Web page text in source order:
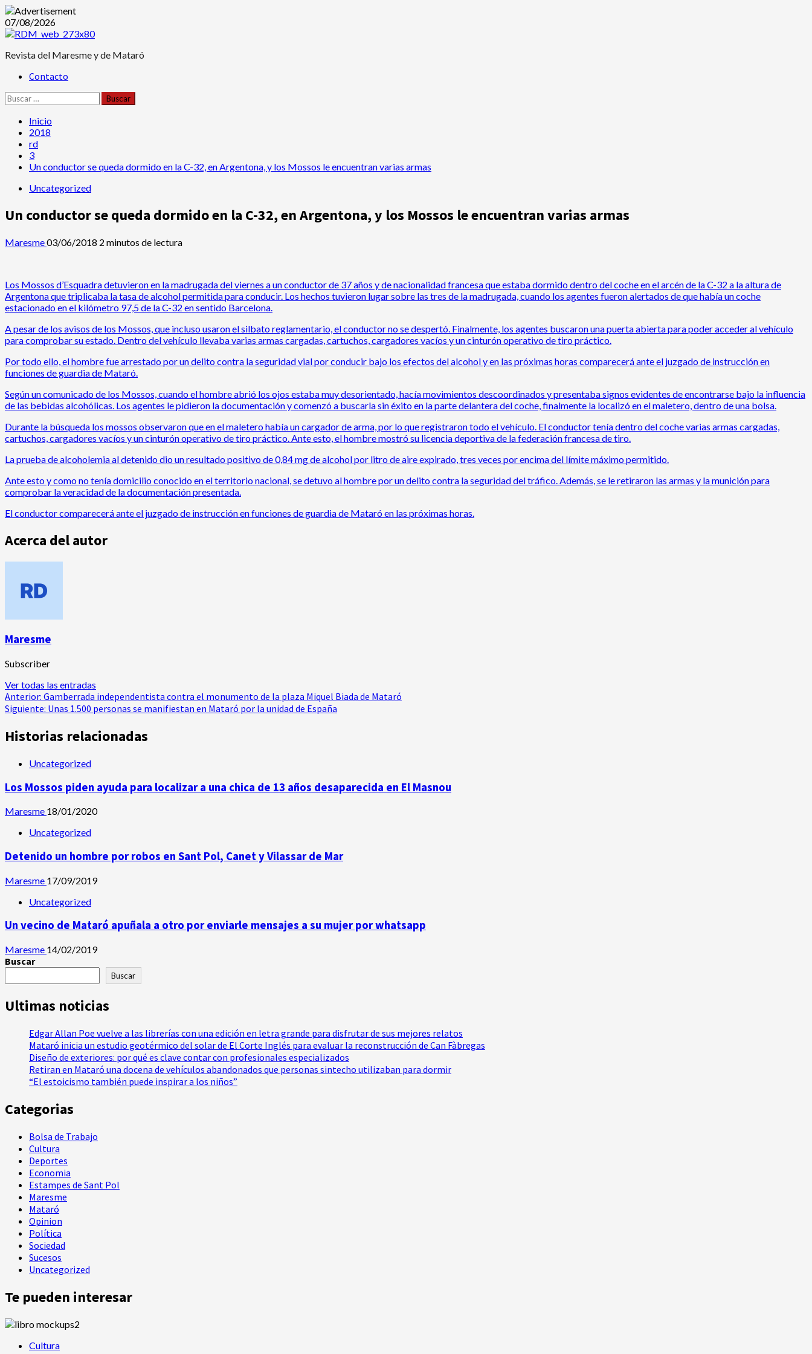
Saltar
al
07/08/2026
Revista del Maresme y de Mataró
Menú Contacto
Buscar:
Inicio
2018
rd
3
Un conductor se queda dormido en la C-32, en Argentona, y los Mossos le encuentran varias armas
Uncategorized
Un conductor se queda dormido en la C-32, en Argentona, y los Mossos le encuentran varias armas
Maresme03/06/2018 2 minutos de lectura
Los Mossos d’Esquadra detuvieron en la madrugada del viernes a un conductor de 37 años y de nacionalidad francesa que estaba dormido dentro del coche en el arcén de la C-32 a la altura de
Argentona que triplicaba la tasa de alcohol permitida para conducir. Los hechos tuvieron lugar sobre las tres de la madrugada, cuando los agentes fueron alertados de que había un coche
estacionado en el kilómetro 97,5 de la C-32 en sentido Barcelona.
A pesar de los avisos de los Mossos, que incluso usaron el silbato reglamentario, el conductor no se despertó. Finalmente, los agentes buscaron una puerta abierta para poder acceder al vehículo
para comprobar su estado. Dentro del vehículo llevaba varias armas cargadas, cartuchos, cargadores vacíos y un cinturón operativo de tiro práctico.
Por todo ello, el hombre fue arrestado por un delito contra la seguridad vial por conducir bajo los efectos del alcohol y en las próximas horas comparecerá ante el juzgado de instrucción en
funciones de guardia de Mataró.
Según un comunicado de los Mossos, cuando el hombre abrió los ojos estaba muy desorientado, hacía movimientos descoordinados y presentaba signos evidentes de encontrarse bajo la influencia
de las bebidas alcohólicas. Los agentes le pidieron la documentación y comenzó a buscarla sin éxito en la parte delantera del coche, finalmente la localizó en el maletero, dentro de una bolsa.
Durante la búsqueda los mossos observaron que en el maletero había un cargador de arma, por lo que registraron todo el vehículo. El conductor tenía dentro del coche varias armas cargadas,
cartuchos, cargadores vacíos y un cinturón operativo de tiro práctico. Ante esto, el hombre mostró su licencia deportiva de la federación francesa de tiro.
La prueba de alcoholemia al detenido dio un resultado positivo de 0,84 mg de alcohol por litro de aire expirado, tres veces por encima del límite máximo permitido.
Ante esto y como no tenía domicilio conocido en el territorio nacional, se detuvo al hombre por un delito contra la seguridad del tráfico. Además, se le retiraron las armas y la munición para
comprobar la veracidad de la documentación presentada.
El conductor comparecerá ante el juzgado de instrucción en funciones de guardia de Mataró en las próximas horas.
Acerca del autor
Maresme
Subscriber
Ver todas las entradas
Navegación
de
entradas
Anterior: Gamberrada independentista contra el monumento de la plaza Miquel Biada de Mataró
Siguiente: Unas 1.500 personas se manifiestan en Mataró por la unidad de España
Historias relacionadas
Uncategorized
Los Mossos piden ayuda para localizar a una chica de 13 años desaparecida en El Masnou
Maresme 18/01/2020
Uncategorized
Detenido un hombre por robos en Sant Pol, Canet y Vilassar de Mar
Maresme 17/09/2019
Uncategorized
Un vecino de Mataró apuñala a otro por enviarle mensajes a su mujer por whatsapp
Maresme 14/02/2019
Buscar
Buscar
Ultimas noticias
Edgar Allan Poe vuelve a las librerías con una edición en letra grande para disfrutar de sus mejores relatos
Mataró inicia un estudio geotérmico del solar de El Corte Inglés para evaluar la reconstrucción de Can Fàbregas
Diseño de exteriores: por qué es clave contar con profesionales especializados
Retiran en Mataró una docena de vehículos abandonados que personas sintecho utilizaban para dormir
“El estoicismo también puede inspirar a los niños”
Categorias
Bolsa de Trabajo
Cultura
Deportes
Economia
Estampes de Sant Pol
Maresme
Mataró
Opinion
Política
Sociedad
Sucesos
Uncategorized
Te pueden interesar
Cultura